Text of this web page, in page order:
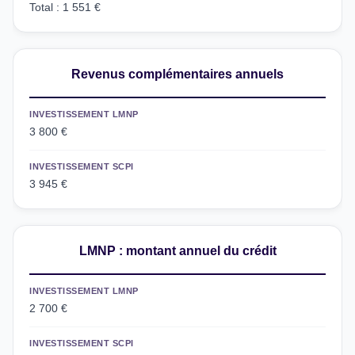
Total : 1 551 €
Revenus complémentaires annuels
INVESTISSEMENT LMNP
3 800 €
INVESTISSEMENT SCPI
3 945 €
LMNP : montant annuel du crédit
INVESTISSEMENT LMNP
2 700 €
INVESTISSEMENT SCPI